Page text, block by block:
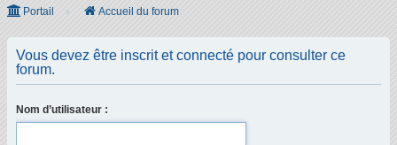
Portail Accueil du forum
Vous devez être inscrit et connecté pour consulter ce
forum.
Nom d’utilisateur :